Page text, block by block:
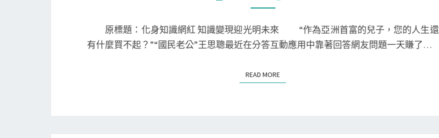
飼
養
員
貓
陳
身
識
網
知
原標題：化身知識網紅 知識變現迎光明未來 “作為亞洲首富的兒子，您的人生還
有什麼買不起？”“國民老公”王思聰最近在分答互動應用中靠著回答網友問題一天賺了…
READ MOREREAD MORE